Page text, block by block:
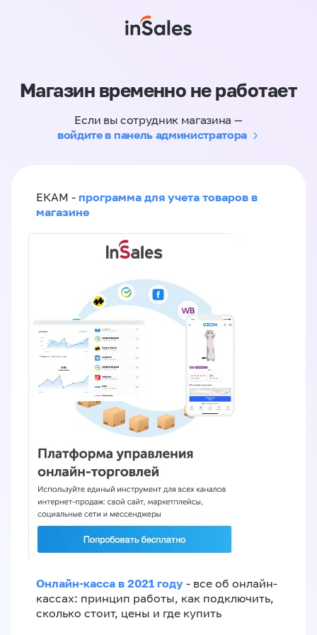
Магазин временно не работает
Если вы сотрудник магазина —
войдите в панель администратора
ЕКАМ - программа для учета товаров в
магазине
Онлайн-касса в 2021 году - все об онлайн-
кассах: принцип работы, как подключить,
сколько стоит, цены и где купить